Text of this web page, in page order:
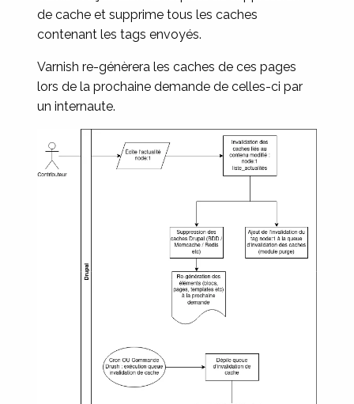
de cache et supprime tous les caches
contenant les tags envoyés.
Varnish re-génèrera les caches de ces pages
lors de la prochaine demande de celles-ci par
un internaute.